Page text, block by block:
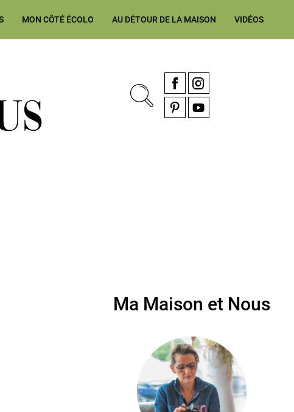
MON CÔTÉ ÉCOLO AU DÉTOUR DE LA MAISON VIDÉOS
rénovation & décoration Alsace, Franche-Comté
FacebookInstagram
Ma Maison et Nous